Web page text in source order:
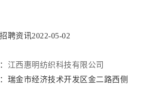
聘资讯2022-05-02
江西惠明纺织科技有限公司
瑞金市经济技术开发区金二路西侧